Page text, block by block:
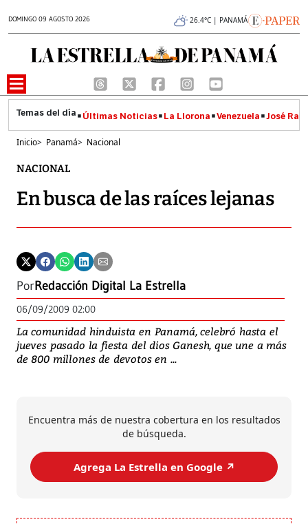
DOMINGO 09 AGOSTO 2026 26.4°C | PANAMÁ
Últimas Noticias La Llorona Venezuela José
Inicio> Panamá> Nacional
NACIONAL
En busca de las raíces lejanas
PorRedacción Digital La Estrella
06/09/2009 02:00
La comunidad hinduista en Panamá, celebró hasta el
jueves pasado la fiesta del dios Ganesh, que une a más
de 800 millones de devotos en ...
Encuentra más de nuestra cobertura en los resultados
de búsqueda.
Agrega La Estrella en Google ↗️